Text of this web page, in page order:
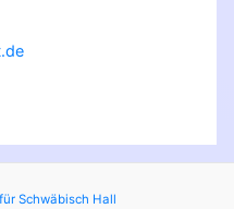
Schwäbisch Hall